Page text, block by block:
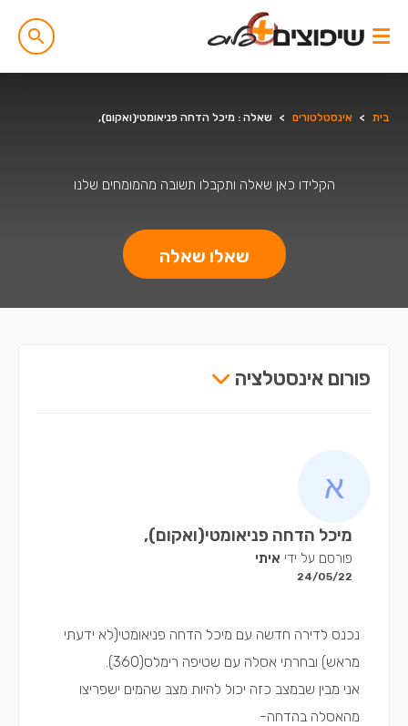
בית > אינסטלטורים > שאלה : מיכל הדחה פניאומטי(ואקום),
הקלידו כאן שאלה ותקבלו תשובה מהמומחים שלנו
שאלו שאלה
פורום אינסטלציה
מיכל הדחה פניאומטי(ואקום),
פורסם על ידי איתי
24/05/22
נכנס לדירה חדשה עם מיכל הדחה פניאומטי(לא ידעתי
מראש) ובחרתי אסלה עם שטיפה רימלס(360).
אני מבין שבמצב כזה יכול להיות מצב שהמים ישפריצו
מהאסלה בהדחה-